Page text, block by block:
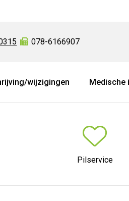
Fax:
078-6166907
wijzigingen
Medische
Pilservice